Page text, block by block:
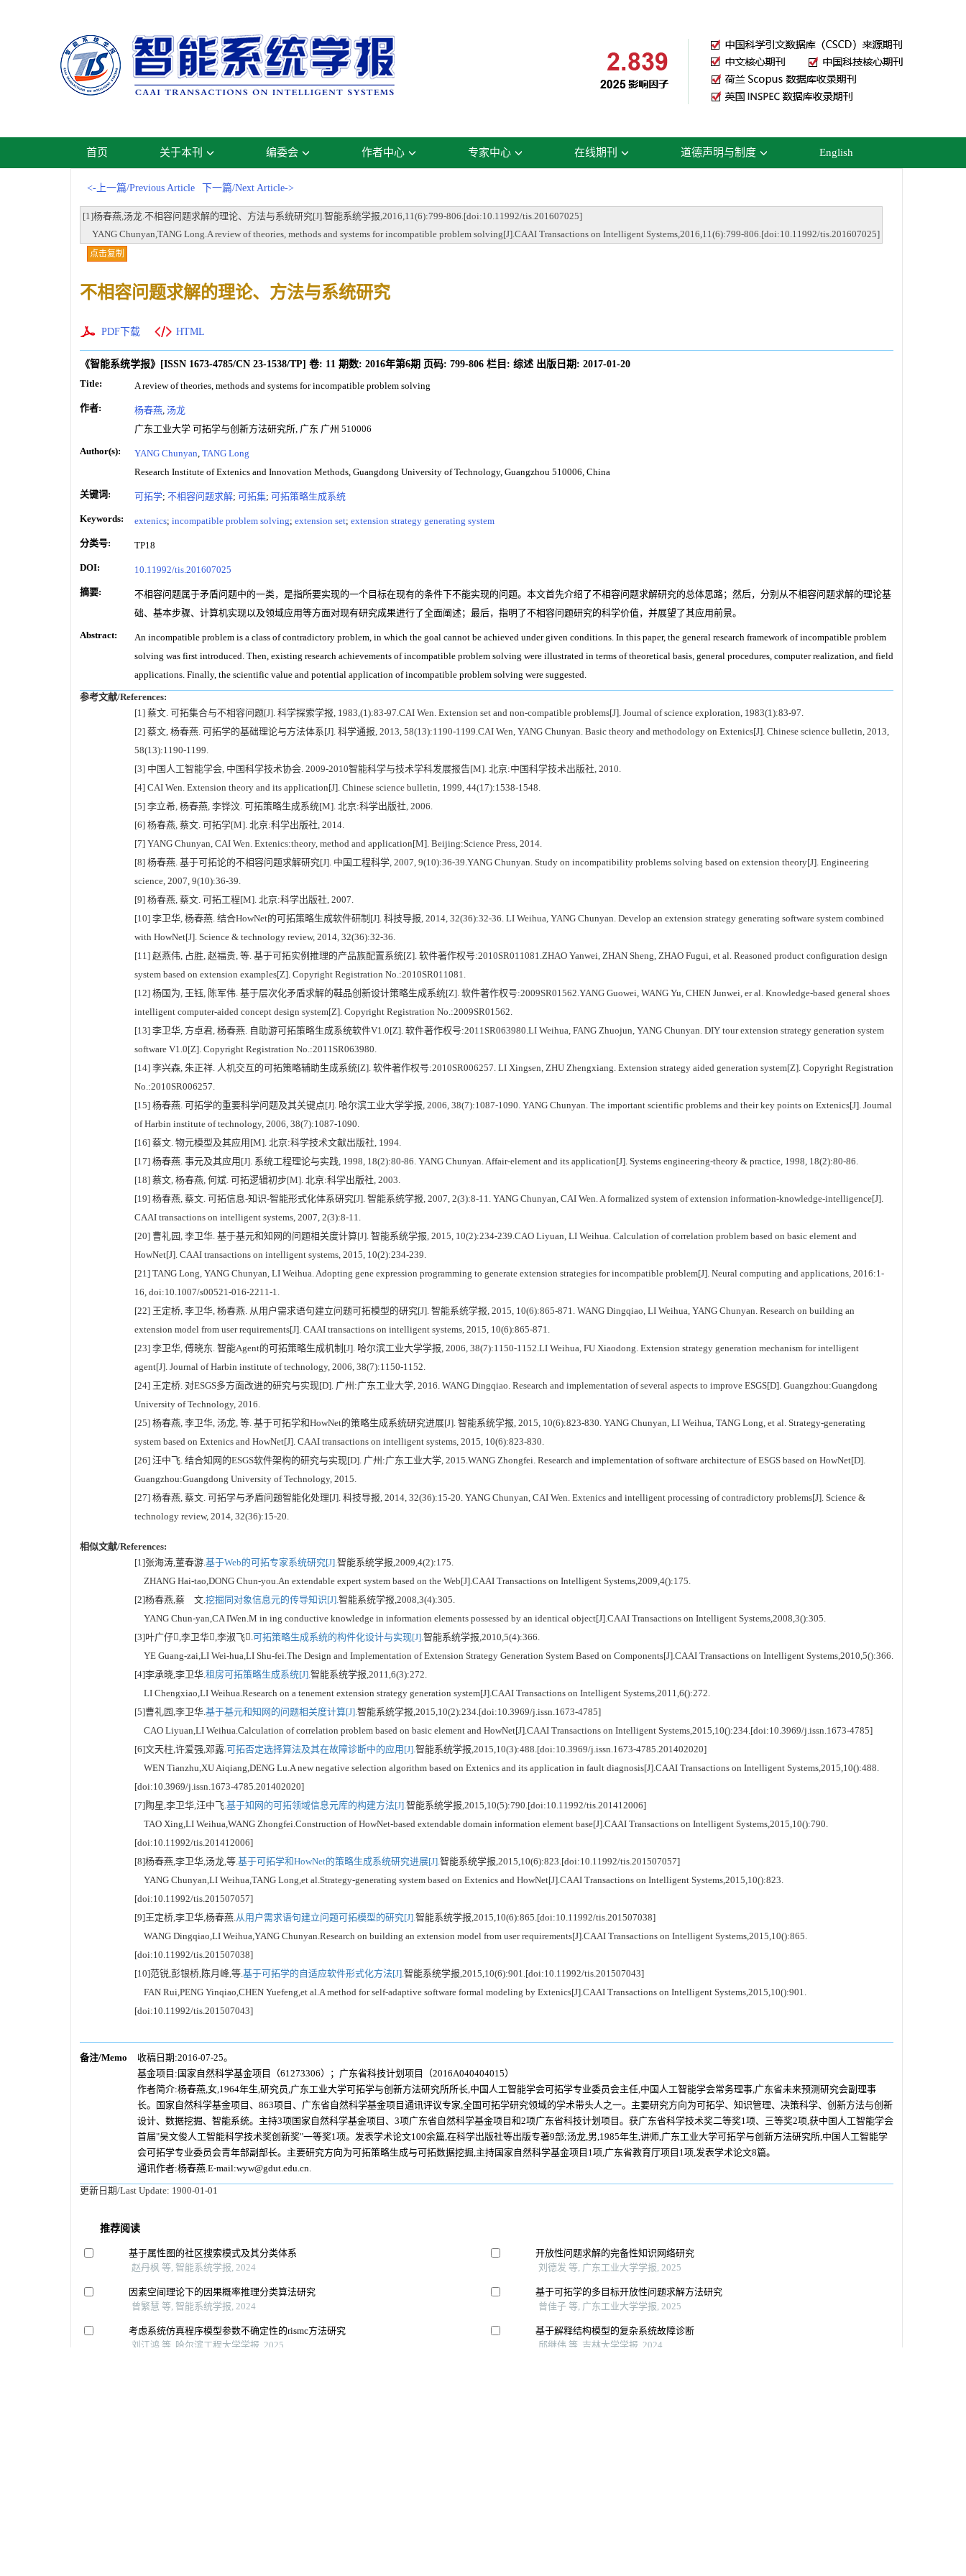
首页 关于本刊 编委会 作者中心 专家中心 在线期刊 道德声明与制度 English
<-上一篇/Previous Article 下一篇/Next Article->
[1]杨春燕,汤龙.不相容问题求解的理论、方法与系统研究[J].智能系统学报,2016,11(6):799-806.[doi:10.11992/tis.201607025]
YANG Chunyan,TANG Long.A review of theories, methods and systems for incompatible problem solving[J].CAAI Transactions on Intelligent Systems,2016,11(6):799-806.[doi:10.11992/tis.201607025]
点击复制
不相容问题求解的理论、方法与系统研究
PDF下载 HTML
《智能系统学报》 [ISSN 1673-4785/CN 23-1538/TP] 卷: 11 期数: 2016年第6期 页码: 799-806 栏目: 综述 出版日期: 2017-01-20
Title:
A review of theories, methods and systems for incompatible problem solving
作者: 杨春燕 汤龙
广东工业大学 可拓学与创新方法研究所, 广东 广州 510006
Author(s): YANG Chunyan TANG Long
Research Institute of Extenics and Innovation Methods, Guangdong University of Technology, Guangzhou 510006, China
关键词: 可拓学; 不相容问题求解; 可拓集; 可拓策略生成系统
Keywords: extenics; incompatible problem solving; extension set; extension strategy generating system
分类号: TP18
DOI: 10.11992/tis.201607025
摘要:
不相容问题属于矛盾问题中的一类，是指所要实现的一个目标在现有的条件下不能实现的问题。本文首先介绍了不相容问题求解研究的总体思路；然后，分别从不相容问题求解的理论基
础、基本步骤、计算机实现以及领域应用等方面对现有研究成果进行了全面阐述；最后，指明了不相容问题研究的科学价值，并展望了其应用前景。
Abstract:
An incompatible problem is a class of contradictory problem, in which the goal cannot be achieved under given conditions. In this paper, the general research framework of incompatible problem
solving was first introduced. Then, existing research achievements of incompatible problem solving were illustrated in terms of theoretical basis, general procedures, computer realization, and field
applications. Finally, the scientific value and potential application of incompatible problem solving were suggested.
参考文献/References:
[1] 蔡文. 可拓集合与不相容问题[J]. 科学探索学报, 1983,(1):83-97.CAI Wen. Extension set and non-compatible problems[J]. Journal of science exploration, 1983(1):83-97.
[2] 蔡文, 杨春燕. 可拓学的基础理论与方法体系[J]. 科学通报, 2013, 58(13):1190-1199.CAI Wen, YANG Chunyan. Basic theory and methodology on Extenics[J]. Chinese science bulletin, 2013,
58(13):1190-1199.
[3] 中国人工智能学会, 中国科学技术协会. 2009-2010智能科学与技术学科发展报告[M]. 北京:中国科学技术出版社, 2010.
[4] CAI Wen. Extension theory and its application[J]. Chinese science bulletin, 1999, 44(17):1538-1548.
[5] 李立希, 杨春燕, 李铧汶. 可拓策略生成系统[M]. 北京:科学出版社, 2006.
[6] 杨春燕, 蔡文. 可拓学[M]. 北京:科学出版社, 2014.
[7] YANG Chunyan, CAI Wen. Extenics:theory, method and application[M]. Beijing:Science Press, 2014.
[8] 杨春燕. 基于可拓论的不相容问题求解研究[J]. 中国工程科学, 2007, 9(10):36-39.YANG Chunyan. Study on incompatibility problems solving based on extension theory[J]. Engineering
science, 2007, 9(10):36-39.
[9] 杨春燕, 蔡文. 可拓工程[M]. 北京:科学出版社, 2007.
[10] 李卫华, 杨春燕. 结合HowNet的可拓策略生成软件研制[J]. 科技导报, 2014, 32(36):32-36. LI Weihua, YANG Chunyan. Develop an extension strategy generating software system combined
with HowNet[J]. Science & technology review, 2014, 32(36):32-36.
[11] 赵燕伟, 占胜, 赵福贵, 等. 基于可拓实例推理的产品族配置系统[Z]. 软件著作权号:2010SR011081.ZHAO Yanwei, ZHAN Sheng, ZHAO Fugui, et al. Reasoned product configuration design
system based on extension examples[Z]. Copyright Registration No.:2010SR011081.
[12] 杨国为, 王钰, 陈军伟. 基于层次化矛盾求解的鞋品创新设计策略生成系统[Z]. 软件著作权号:2009SR01562.YANG Guowei, WANG Yu, CHEN Junwei, er al. Knowledge-based general shoes
intelligent computer-aided concept design system[Z]. Copyright Registration No.:2009SR01562.
[13] 李卫华, 方卓君, 杨春燕. 自助游可拓策略生成系统软件V1.0[Z]. 软件著作权号:2011SR063980.LI Weihua, FANG Zhuojun, YANG Chunyan. DIY tour extension strategy generation system
software V1.0[Z]. Copyright Registration No.:2011SR063980.
[14] 李兴森, 朱正祥. 人机交互的可拓策略辅助生成系统[Z]. 软件著作权号:2010SR006257. LI Xingsen, ZHU Zhengxiang. Extension strategy aided generation system[Z]. Copyright Registration
No.:2010SR006257.
[15] 杨春燕. 可拓学的重要科学问题及其关键点[J]. 哈尔滨工业大学学报, 2006, 38(7):1087-1090. YANG Chunyan. The important scientific problems and their key points on Extenics[J]. Journal
of Harbin institute of technology, 2006, 38(7):1087-1090.
[16] 蔡文. 物元模型及其应用[M]. 北京:科学技术文献出版社, 1994.
[17] 杨春燕. 事元及其应用[J]. 系统工程理论与实践, 1998, 18(2):80-86. YANG Chunyan. Affair-element and its application[J]. Systems engineering-theory & practice, 1998, 18(2):80-86.
[18] 蔡文, 杨春燕, 何斌. 可拓逻辑初步[M]. 北京:科学出版社, 2003.
[19] 杨春燕, 蔡文. 可拓信息-知识-智能形式化体系研究[J]. 智能系统学报, 2007, 2(3):8-11. YANG Chunyan, CAI Wen. A formalized system of extension information-knowledge-intelligence[J].
CAAI transactions on intelligent systems, 2007, 2(3):8-11.
[20] 曹礼园, 李卫华. 基于基元和知网的问题相关度计算[J]. 智能系统学报, 2015, 10(2):234-239.CAO Liyuan, LI Weihua. Calculation of correlation problem based on basic element and
HowNet[J]. CAAI transactions on intelligent systems, 2015, 10(2):234-239.
[21] TANG Long, YANG Chunyan, LI Weihua. Adopting gene expression programming to generate extension strategies for incompatible problem[J]. Neural computing and applications, 2016:1-
16, doi:10.1007/s00521-016-2211-1.
[22] 王定桥, 李卫华, 杨春燕. 从用户需求语句建立问题可拓模型的研究[J]. 智能系统学报, 2015, 10(6):865-871. WANG Dingqiao, LI Weihua, YANG Chunyan. Research on building an
extension model from user requirements[J]. CAAI transactions on intelligent systems, 2015, 10(6):865-871.
[23] 李卫华, 傅晓东. 智能Agent的可拓策略生成机制[J]. 哈尔滨工业大学学报, 2006, 38(7):1150-1152.LI Weihua, FU Xiaodong. Extension strategy generation mechanism for intelligent
agent[J]. Journal of Harbin institute of technology, 2006, 38(7):1150-1152.
[24] 王定桥. 对ESGS多方面改进的研究与实现[D]. 广州:广东工业大学, 2016. WANG Dingqiao. Research and implementation of several aspects to improve ESGS[D]. Guangzhou:Guangdong
University of Technology, 2016.
[25] 杨春燕, 李卫华, 汤龙, 等. 基于可拓学和HowNet的策略生成系统研究进展[J]. 智能系统学报, 2015, 10(6):823-830. YANG Chunyan, LI Weihua, TANG Long, et al. Strategy-generating
system based on Extenics and HowNet[J]. CAAI transactions on intelligent systems, 2015, 10(6):823-830.
[26] 汪中飞. 结合知网的ESGS软件架构的研究与实现[D]. 广州:广东工业大学, 2015.WANG Zhongfei. Research and implementation of software architecture of ESGS based on HowNet[D].
Guangzhou:Guangdong University of Technology, 2015.
[27] 杨春燕, 蔡文. 可拓学与矛盾问题智能化处理[J]. 科技导报, 2014, 32(36):15-20. YANG Chunyan, CAI Wen. Extenics and intelligent processing of contradictory problems[J]. Science &
technology review, 2014, 32(36):15-20.
相似文献/References:
[1]张海涛,董春游. 基于Web的可拓专家系统研究[J]. 智能系统学报,2009,4(2):175.
ZHANG Hai-tao,DONG Chun-you.An extendable expert system based on the Web[J].CAAI Transactions on Intelligent Systems,2009,4():175.
[2]杨春燕,蔡 文. 挖掘同对象信息元的传导知识[J]. 智能系统学报,2008,3(4):305.
YANG Chun-yan,CA IWen.M in ing conductive knowledge in information elements possessed by an identical object[J].CAAI Transactions on Intelligent Systems,2008,3():305.
[3]叶广仔,李卫华,李淑飞. 可拓策略生成系统的构件化设计与实现[J]. 智能系统学报,2010,5(4):366.
YE Guang-zai,LI Wei-hua,LI Shu-fei.The Design and Implementation of Extension Strategy Generation System Based on Components[J].CAAI Transactions on Intelligent Systems,2010,5():366.
[4]李承晓,李卫华. 租房可拓策略生成系统[J]. 智能系统学报,2011,6(3):272.
LI Chengxiao,LI Weihua.Research on a tenement extension strategy generation system[J].CAAI Transactions on Intelligent Systems,2011,6():272.
[5]曹礼园,李卫华. 基于基元和知网的问题相关度计算[J]. 智能系统学报,2015,10(2):234.[doi:10.3969/j.issn.1673-4785]
CAO Liyuan,LI Weihua.Calculation of correlation problem based on basic element and HowNet[J].CAAI Transactions on Intelligent Systems,2015,10():234.[doi:10.3969/j.issn.1673-4785]
[6]文天柱,许爱强,邓露. 可拓否定选择算法及其在故障诊断中的应用[J]. 智能系统学报,2015,10(3):488.[doi:10.3969/j.issn.1673-4785.201402020]
WEN Tianzhu,XU Aiqiang,DENG Lu.A new negative selection algorithm based on Extenics and its application in fault diagnosis[J].CAAI Transactions on Intelligent Systems,2015,10():488.
[doi:10.3969/j.issn.1673-4785.201402020]
[7]陶星,李卫华,汪中飞. 基于知网的可拓领域信息元库的构建方法[J]. 智能系统学报,2015,10(5):790.[doi:10.11992/tis.201412006]
TAO Xing,LI Weihua,WANG Zhongfei.Construction of HowNet-based extendable domain information element base[J].CAAI Transactions on Intelligent Systems,2015,10():790.
[doi:10.11992/tis.201412006]
[8]杨春燕,李卫华,汤龙,等. 基于可拓学和HowNet的策略生成系统研究进展[J]. 智能系统学报,2015,10(6):823.[doi:10.11992/tis.201507057]
YANG Chunyan,LI Weihua,TANG Long,et al.Strategy-generating system based on Extenics and HowNet[J].CAAI Transactions on Intelligent Systems,2015,10():823.
[doi:10.11992/tis.201507057]
[9]王定桥,李卫华,杨春燕. 从用户需求语句建立问题可拓模型的研究[J]. 智能系统学报,2015,10(6):865.[doi:10.11992/tis.201507038]
WANG Dingqiao,LI Weihua,YANG Chunyan.Research on building an extension model from user requirements[J].CAAI Transactions on Intelligent Systems,2015,10():865.
[doi:10.11992/tis.201507038]
[10]范锐,彭银桥,陈月峰,等. 基于可拓学的自适应软件形式化方法[J]. 智能系统学报,2015,10(6):901.[doi:10.11992/tis.201507043]
FAN Rui,PENG Yinqiao,CHEN Yuefeng,et al.A method for self-adaptive software formal modeling by Extenics[J].CAAI Transactions on Intelligent Systems,2015,10():901.
[doi:10.11992/tis.201507043]
备注/Memo
收稿日期:2016-07-25。
基金项目:国家自然科学基金项目（61273306）；广东省科技计划项目（2016A040404015）
作者简介:杨春燕,女,1964年生,研究员,广东工业大学可拓学与创新方法研究所所长,中国人工智能学会可拓学专业委员会主任,中国人工智能学会常务理事,广东省未来预测研究会副理事
长。国家自然科学基金项目、863项目、广东省自然科学基金项目通讯评议专家,全国可拓学研究领域的学术带头人之一。主要研究方向为可拓学、知识管理、决策科学、创新方法与创新
设计、数据挖掘、智能系统。主持3项国家自然科学基金项目、3项广东省自然科学基金项目和2项广东省科技计划项目。获广东省科学技术奖二等奖1项、三等奖2项,获中国人工智能学会
首届"吴文俊人工智能科学技术奖创新奖"一等奖1项。发表学术论文100余篇,在科学出版社等出版专著9部;汤龙,男,1985年生,讲师,广东工业大学可拓学与创新方法研究所,中国人工智能学
会可拓学专业委员会青年部副部长。主要研究方向为可拓策略生成与可拓数据挖掘,主持国家自然科学基金项目1项,广东省教育厅项目1项,发表学术论文8篇。
通讯作者:杨春燕.E-mail:wyw@gdut.edu.cn.
更新日期/Last Update: 1900-01-01